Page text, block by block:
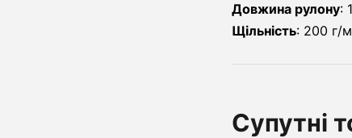
Довжина рулону:
Щільність: 200 г/
Супутні